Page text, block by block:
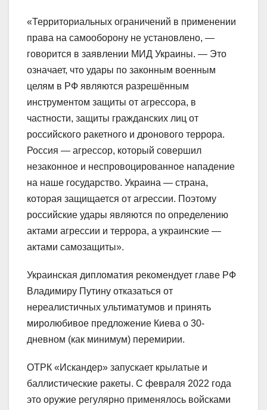
«Территориальных ограничений в применении
права на самооборону не установлено, —
говорится в заявлении МИД Украины. — Это
означает, что удары по законным военным
целям в РФ являются разрешённым
инструментом защиты от агрессора, в
частности, защиты гражданских лиц от
российского ракетного и дронового террора.
Россия — агрессор, который совершил
незаконное и неспровоцированное нападение
на наше государство. Украина — страна,
которая защищается от агрессии. Поэтому
российские удары являются по определению
актами агрессии и террора, а украинские —
актами самозащиты».
Украинская дипломатия рекомендует главе РФ
Владимиру Путину отказаться от
нереалистичных ультиматумов и принять
миролюбивое предложение Киева о 30-
дневном (как минимум) перемирии.
ОТРК «Искандер» запускает крылатые и
баллистические ракеты. С февраля 2022 года
это оружие регулярно применялось войсками